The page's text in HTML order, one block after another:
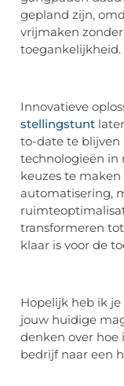
gepland zijn,
vrijmaken
toegankelijkheid.
Innovatieve
stellingstunt
to-date te blijven
technologieën in
keuzes te
automatisering,
transformeren
klaar is voor de
Hopelijk heb ik
jouw huidige
denken over hoe
bedrijf naar een